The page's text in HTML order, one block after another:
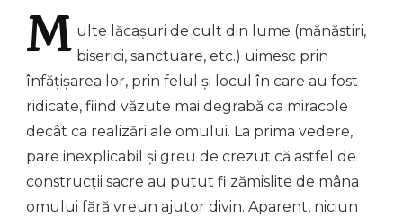
M ulte lăcașuri de cult din lume (mănăstiri,
biserici, sanctuare, etc.) uimesc prin
înfățișarea lor, prin felul și locul în care au fost
ridicate, fiind văzute mai degrabă ca miracole
decât ca realizări ale omului. La prima vedere,
pare inexplicabil și greu de crezut că astfel de
construcții sacre au putut fi zămislite de mâna
omului fără vreun ajutor divin. Aparent, niciun